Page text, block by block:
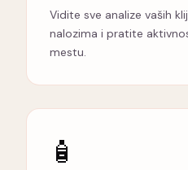
Vidite sve analize vaših
nalozima i pratite
mestu.
🧴